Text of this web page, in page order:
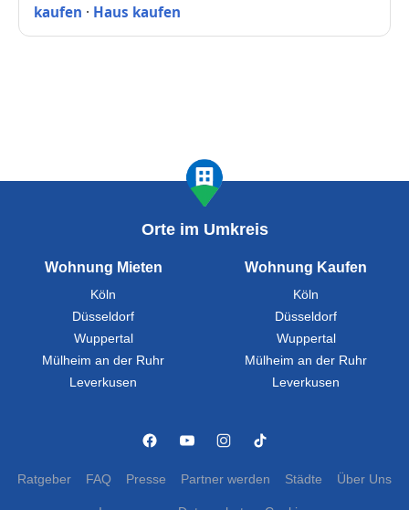
kaufen · Haus kaufen
Orte im Umkreis
Wohnung Mieten
Köln
Düsseldorf
Wuppertal
Mülheim an der Ruhr
Leverkusen
Wohnung Kaufen
Köln
Düsseldorf
Wuppertal
Mülheim an der Ruhr
Leverkusen
Ratgeber FAQ Presse Partner werden Städte Über Uns